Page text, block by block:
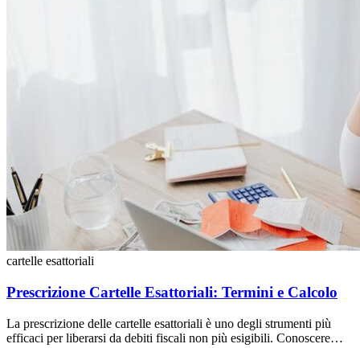
cartelle esattoriali
Prescrizione Cartelle Esattoriali: Termini e Calcolo
La prescrizione delle cartelle esattoriali è uno degli strumenti più
efficaci per liberarsi da debiti fiscali non più esigibili. Conoscere…